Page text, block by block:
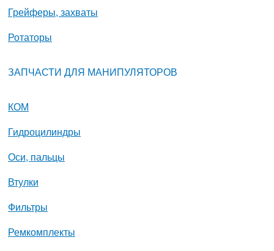
Грейферы, захваты
Ротаторы
ЗАПЧАСТИ ДЛЯ МАНИПУЛЯТОРОВ
КОМ
Гидроцилиндры
Оси, пальцы
Втулки
Фильтры
Ремкомплекты